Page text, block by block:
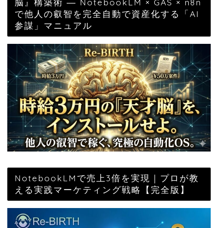
で他人の叡智を完全自動で資産化する「AI
参謀」マニュアル
NotebookLMで売上3倍を実現｜プロが教
える実践マーケティング戦略【完全版】